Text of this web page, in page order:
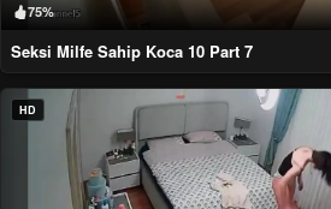
75%
Seksi Milfe Sahip Koca 10 Part 7
HD